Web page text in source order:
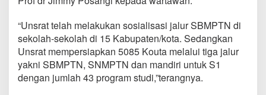
g
u
P
u
s
a
“Unsrat telah melakukan sosialisasi jalur SBMPTN di
sekolah-sekolah di 15 Kabupaten/kota. Sedangkan
Unsrat mempersiapkan 5085 Kouta melalui tiga jalur
yakni SBMPTN, SNMPTN dan mandiri untuk S1
dengan jumlah 43 program studi,”terangnya.